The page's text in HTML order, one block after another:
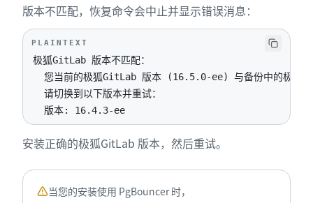
版本不匹配，恢复命令会中止并显示错误消息：
PLAINTEXT
  版本: 16.4.3-ee
安装正确的极狐GitLab 版本，然后重试。
当您的安装使用 PgBouncer 时，